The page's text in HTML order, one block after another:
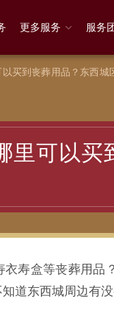
更多服务 服务
买到丧葬用品？东西城
里可以买
寿盒等丧葬用品
道东西城周边有